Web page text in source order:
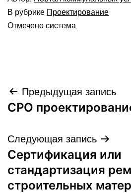
В рубрике Проектирование
Отмеченосистема
Навигация
по
записям
Предыдущая запись
СРО
Следующая запись
Сертификация или
стандартизация
строительных